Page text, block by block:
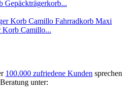
Gepäckträgerkorb...
Korb Camillo...
100.000 zufriedene Kunden sprechen
unter: